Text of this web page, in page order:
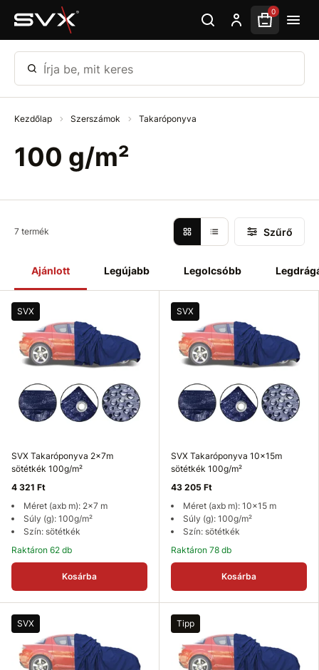
Ugrás az oldal fő részéhez 0
Írja be, mit keres
Kezdőlap Szerszámok Takaróponyva
100 g/m²
Ajánlott Legújabb Legolcsóbb
7 termék Szűrő
SVX
SVX Takaróponyva 2x7m
sötétkék 100g/m²
4 321 Ft
Méret (axb m): 2x7 m
Súly (g): 100g/m²
Szín: sötétkék
Raktáron 62 db
Kosárba
SVX
SVX Takaróponyva 10x15m
sötétkék 100g/m²
43 205 Ft
Méret (axb m): 10x15 m
Súly (g): 100g/m²
Szín: sötétkék
Raktáron 78 db
Kosárba
SVX Tipp